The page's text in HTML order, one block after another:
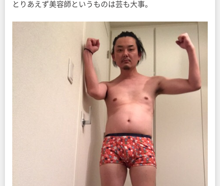
とりあえず美容師というものは芸も大事。